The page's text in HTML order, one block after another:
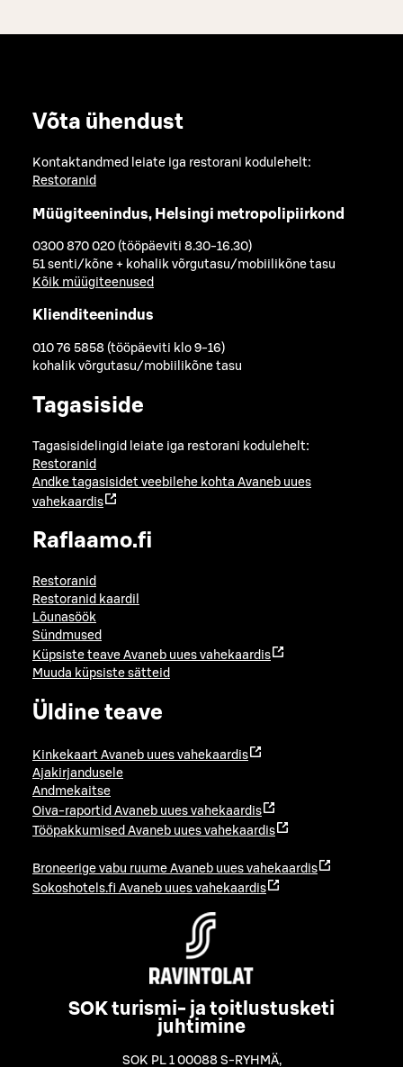
Võta ühendust
Kontaktandmed leiate iga restorani kodulehelt:
Restoranid
Müügiteenindus, Helsingi metropolipiirkond
0300 870 020 (tööpäeviti 8.30-16.30)
51 senti/kõne + kohalik võrgutasu/mobiilikõne tasu
Kõik müügiteenused
Klienditeenindus
010 76 5858 (tööpäeviti klo 9-16)
kohalik võrgutasu/mobiilikõne tasu
Tagasiside
Tagasisidelingid leiate iga restorani kodulehelt:
Restoranid
Andke tagasisidet veebilehe kohta Avaneb uues
vahekaardis
Raflaamo.fi
Restoranid
Restoranid kaardil
Lõunasöök
Sündmused
Küpsiste teave Avaneb uues vahekaardis
Muuda küpsiste sätteid
Üldine teave
Kinkekaart Avaneb uues vahekaardis
Ajakirjandusele
Andmekaitse
Oiva-raportid Avaneb uues vahekaardis
Tööpakkumised Avaneb uues vahekaardis
Broneerige vabu ruume Avaneb uues vahekaardis
Sokoshotels.fi Avaneb uues vahekaardis
SOK turismi- ja toitlustusketi
juhtimine
SOK PL 1 00088 S-RYHMÄ,